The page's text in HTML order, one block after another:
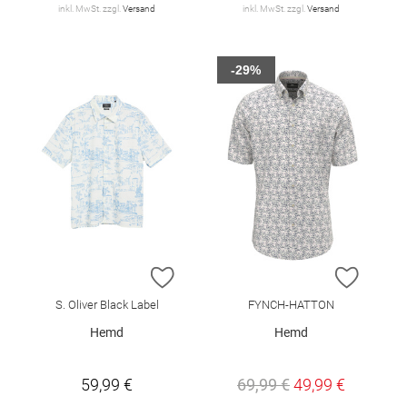
inkl. MwSt. zzgl.Versand inkl. MwSt. zzgl.Versand
ZUR WUNSCHLISTE HINZUFÜGEN
S. Oliver Black Label
Hemd
59,99 €
ZUR
FYNCH-HATTON
Hemd
69,99 €49,99 €
-29%